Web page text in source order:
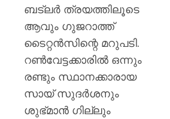
ബട്‌ലർ ത്രയത്തിലൂടെ
ആവും ഗുജറാത്ത്
ടൈറ്റൻസിന്റെ മറുപടി.
റൺവേട്ടക്കാരിൽ ഒന്നും
രണ്ടും സ്ഥാനക്കാരായ
സായ് സുദർശനും
ശുഭ്മാൻ ഗില്ലും